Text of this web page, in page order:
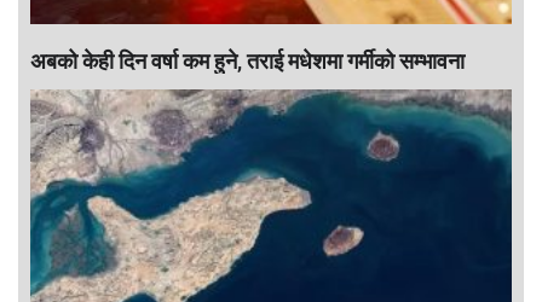
अबको केही दिन वर्षा कम हुने, तराई मधेशमा गर्मीको सम्भावना